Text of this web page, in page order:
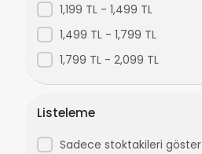
1,199 TL - 1,499 TL
1,499 TL - 1,799 TL
1,799 TL - 2,099 TL
Listeleme
Sadece stoktakileri göster